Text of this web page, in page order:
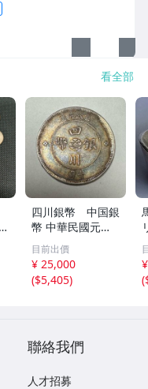
看全部
四川銀幣 中国銀
幣 中華民國元年
軍政府造 壹圓 古
銭 銀貨 アンティ
ーク
目前出價
¥ 25,000
($5,405)
(
聯絡我們
人才招募